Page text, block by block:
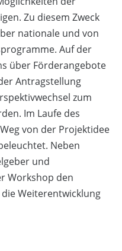
Zu diesem Zweck
nationale und von
Auf der
über Förderangebote
Antragstellung
zum
Im Laufe des
von der Projektidee
Neben
und
Workshop den
Weiterentwicklung